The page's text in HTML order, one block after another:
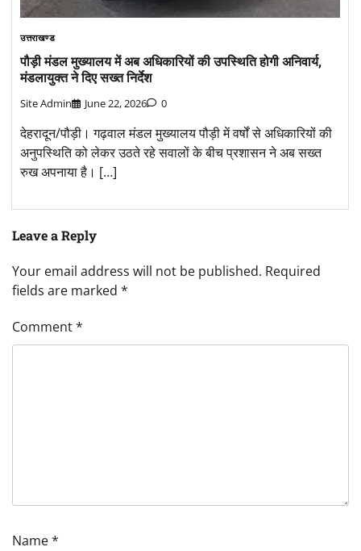
उत्तराखण्ड
पौड़ी मंडल मुख्यालय में अब अधिकारियों की उपस्थिति होगी अनिवार्य,
मंडलायुक्त ने दिए सख्त निर्देश
Site Admin June 22, 2026 0
देहरादून/पौड़ी। गढ़वाल मंडल मुख्यालय पौड़ी में वर्षों से अधिकारियों की
अनुपस्थिति को लेकर उठते रहे सवालों के बीच प्रशासन ने अब सख्त
रुख अपनाया है। […]
Leave a Reply
Your email address will not be published. Required
fields are marked *
Comment*
Name*